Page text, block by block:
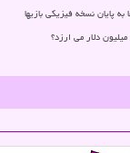
پایان نسخه فیزیکی بازیها